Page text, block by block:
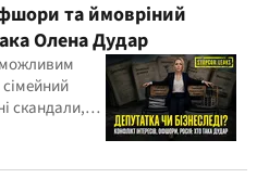
та ймовріний
Олена Дудар
сімейний
скандали,